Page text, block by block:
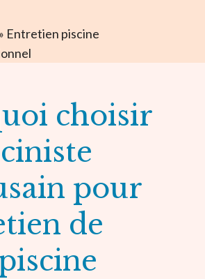
» Entretien piscine
choisir
pour
de